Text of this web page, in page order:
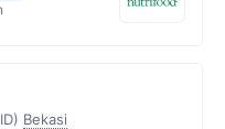
Bekasi